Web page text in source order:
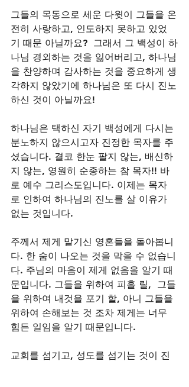
그들의 목동으로 세운 다윗이 그들을 온
전히 사랑하고, 인도하지 못하고 있었
기 때문 아닐까요?  그래서 그 백성이 하
나님 경외하는 것을 잃어버리고, 하나님
을 찬양하며 감사하는 것을 중요하게 생
각하지 않았기에 하나님은 또 다시 진노
하신 것이 아닐까요!
하나님은 택하신 자기 백성에게 다시는
분노하지 않으시고자 진정한 목자를 주
셨습니다. 결코 한눈 팔지 않는, 배신하
지 않는, 영원히 순종하는 참 목자!! 바
로 예수 그리스도입니다. 이제는 목자
로 인하여 하나님의 진노를 살 이유가
없는 것입니다.
주께서 제게 맡기신 영혼들을 돌아봅니
다. 한 숨이 나오는 것을 막을 수 없습니
다. 주님의 마음이 제게 없음을 알기 때
문입니다. 그들을 위하여 피흘 릴,  그들
을 위하여 내것을 포기 할, 아니 그들을
위하여 손해보는 것 조차 제게는 너무
힘든 일임을 알기 때문입니다.
교회를 섬기고, 성도를 섬기는 것이 진